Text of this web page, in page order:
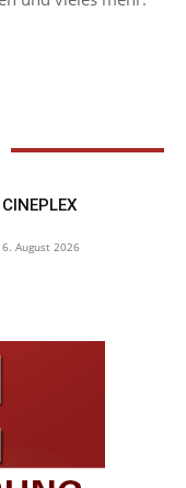
6. August 2026